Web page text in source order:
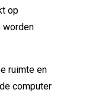
op
worden
ruimte en
computer